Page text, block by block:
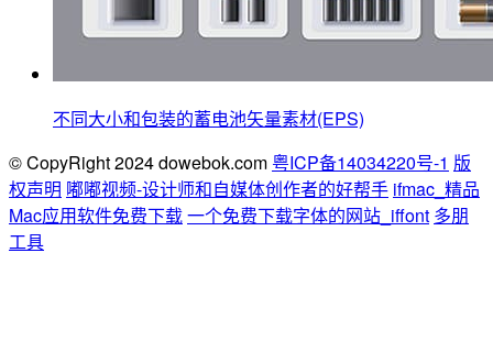
不同大小和包装的蓄电池矢量素材(EPS)
© CopyRight 2024 dowebok.com 粤ICP备14034220号-1 版
权声明 嘟嘟视频-设计师和自媒体创作者的好帮手 ifmac_精品
Mac应用软件免费下载一个免费下载字体的网站_iffont 多朋
工具